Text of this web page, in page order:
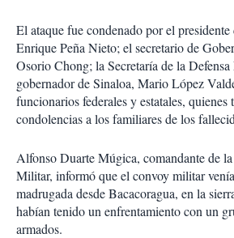
El ataque fue condenado por el
Enrique Peña Nieto; el secretario de
Osorio Chong; la Secretaría de la
gobernador de Si­naloa, Mario López
funcionarios federales y estatales, quienes
condolencias a los familiares de los
Alfonso Duarte Múgica, comandante de
Militar, informó que el convoy militar
madrugada desde Baca­coragua, en la
habían tenido un enfrentamiento con un
armados.